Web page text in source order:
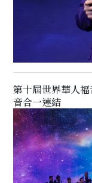
第十屆世界華人
音合一連結